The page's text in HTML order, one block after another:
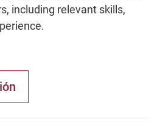
including relevant skills,